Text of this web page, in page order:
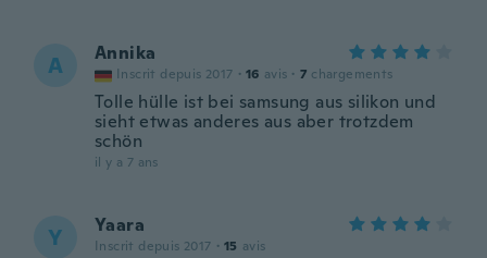
A Annika
Inscrit depuis 2017 · 16 avis · 7 chargements
Tolle hülle ist bei samsung aus silikon und
sieht etwas anderes aus aber trotzdem
schön
il y a 7 ans
Y Yaara
Inscrit depuis 2017 · 15 avis